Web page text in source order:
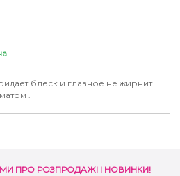
блеск и главное не жирнит
.
ПРО РОЗПРОДАЖІ І НОВИНКИ!